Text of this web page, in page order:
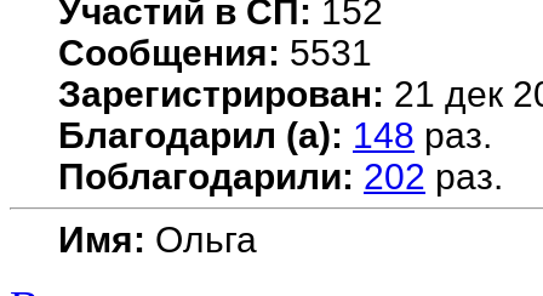
Участий в СП: 152
Сообщения: 5531
Зарегистрирован: 21 дек
Благодарил (а): 148 раз.
Поблагодарили: 202 раз.
Имя: Ольга